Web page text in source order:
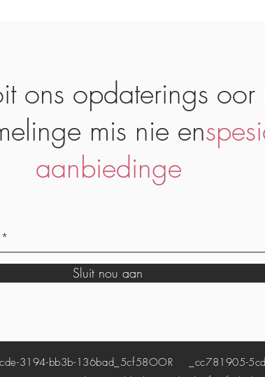
ons opdaterings oor
mis nie en
aanbiedinge
Sluit nou aan
3194-bb3b-136bad_5cf58OOR _cc781905-